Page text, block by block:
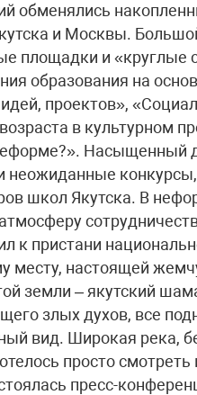
обменялись
и Москвы.
площадки и «круглые
образования на
проектов»,
в культурном
неожиданные
школ Якутска. В
к пристани
месту, настоящей
земли – якутский
злых духов, все
вид. Широкая река,
просто
пресс-